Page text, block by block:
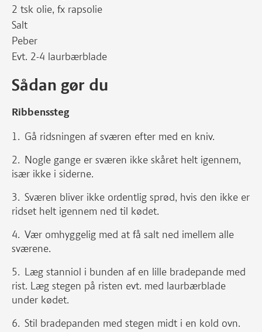
2 tsk olie, fx rapsolie
Salt
Peber
Evt. 2-4 laurbærblade
Sådan gør du
Ribbenssteg
Gå ridsningen af sværen efter med en kniv.
Nogle gange er sværen ikke skåret helt igennem,
især ikke i siderne.
Sværen bliver ikke ordentlig sprød, hvis den ikke er
ridset helt igennem ned til kødet.
Vær omhyggelig med at få salt ned imellem alle
sværene.
Læg stanniol i bunden af en lille bradepande med
rist. Læg stegen på risten evt. med laurbærblade
under kødet.
Stil bradepanden med stegen midt i en kold ovn.